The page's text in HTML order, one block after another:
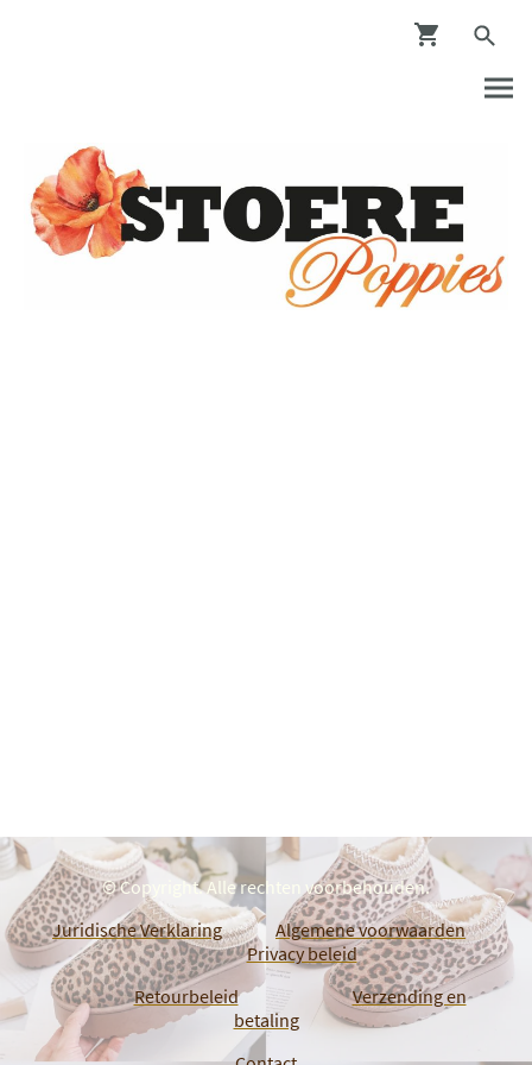
© Copyright. Alle rechten voorbehouden.
Juridische Verklaring
Algemene voorwaarden
Privacy beleid
Retourbeleid
Verzending en
betaling